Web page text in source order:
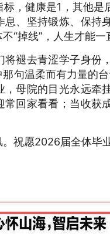
，健康是1，其他
息、坚持锻炼、保持
“掉线”，人生才能一
将褪去青涩学子身
句温柔而有力量的
，母院的目光永远牵
常回家看看；当收获
祝愿2026届全体毕